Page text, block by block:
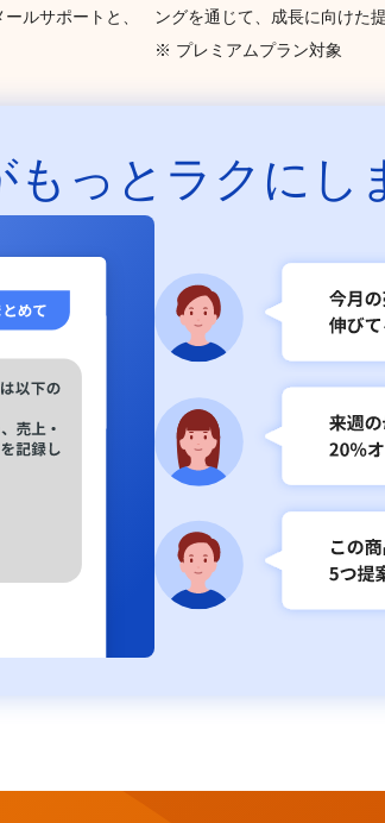
ルサポートと、
ングを通じて、成長に向けた
※ プレミアムプラン対象
もっとラクにし